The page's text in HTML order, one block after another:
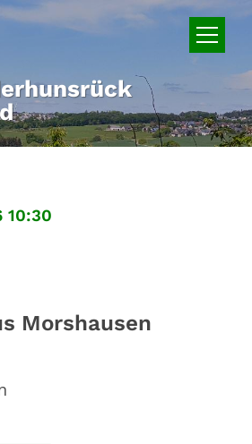
10:30
Morshausen